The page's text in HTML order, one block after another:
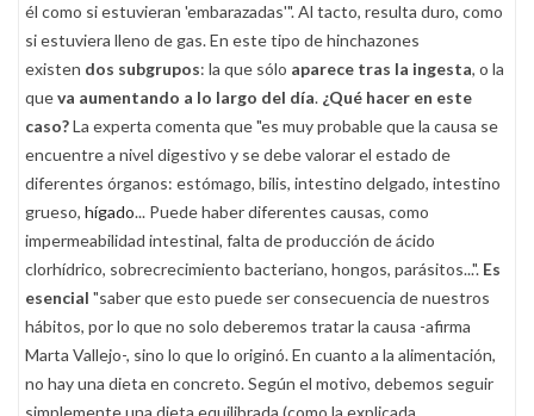
él como si estuvieran 'embarazadas'". Al tacto, resulta duro, como
si estuviera lleno de gas. En este tipo de hinchazones
existen dos subgrupos: la que sólo aparece tras la ingesta, o la
queva aumentando a lo largo del día. ¿Qué hacer en este
caso?La experta comenta que "es muy probable que la causa se
encuentre a nivel digestivo y se debe valorar el estado de
diferentes órganos: estómago, bilis, intestino delgado, intestino
grueso, hígado... Puede haber diferentes causas, como
impermeabilidad intestinal, falta de producción de ácido
clorhídrico, sobrecrecimiento bacteriano, hongos, parásitos...". Es
esencial "saber que esto puede ser consecuencia de nuestros
hábitos, por lo que no solo deberemos tratar la causa -afirma
Marta Vallejo-, sino lo que lo originó. En cuanto a la alimentación,
no hay una dieta en concreto. Según el motivo, debemos seguir